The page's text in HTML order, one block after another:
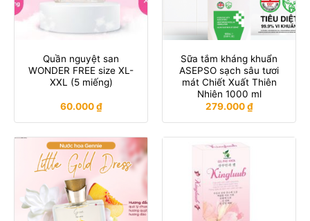
Quần nguyệt san
WONDER FREE size XL-
XXL (5 miếng)
60.000₫
Sữa tắm kháng khuẩn
ASEPSO sạch sâu tươi
mát Chiết Xuất Thiên
Nhiên 1000 ml
279.000₫